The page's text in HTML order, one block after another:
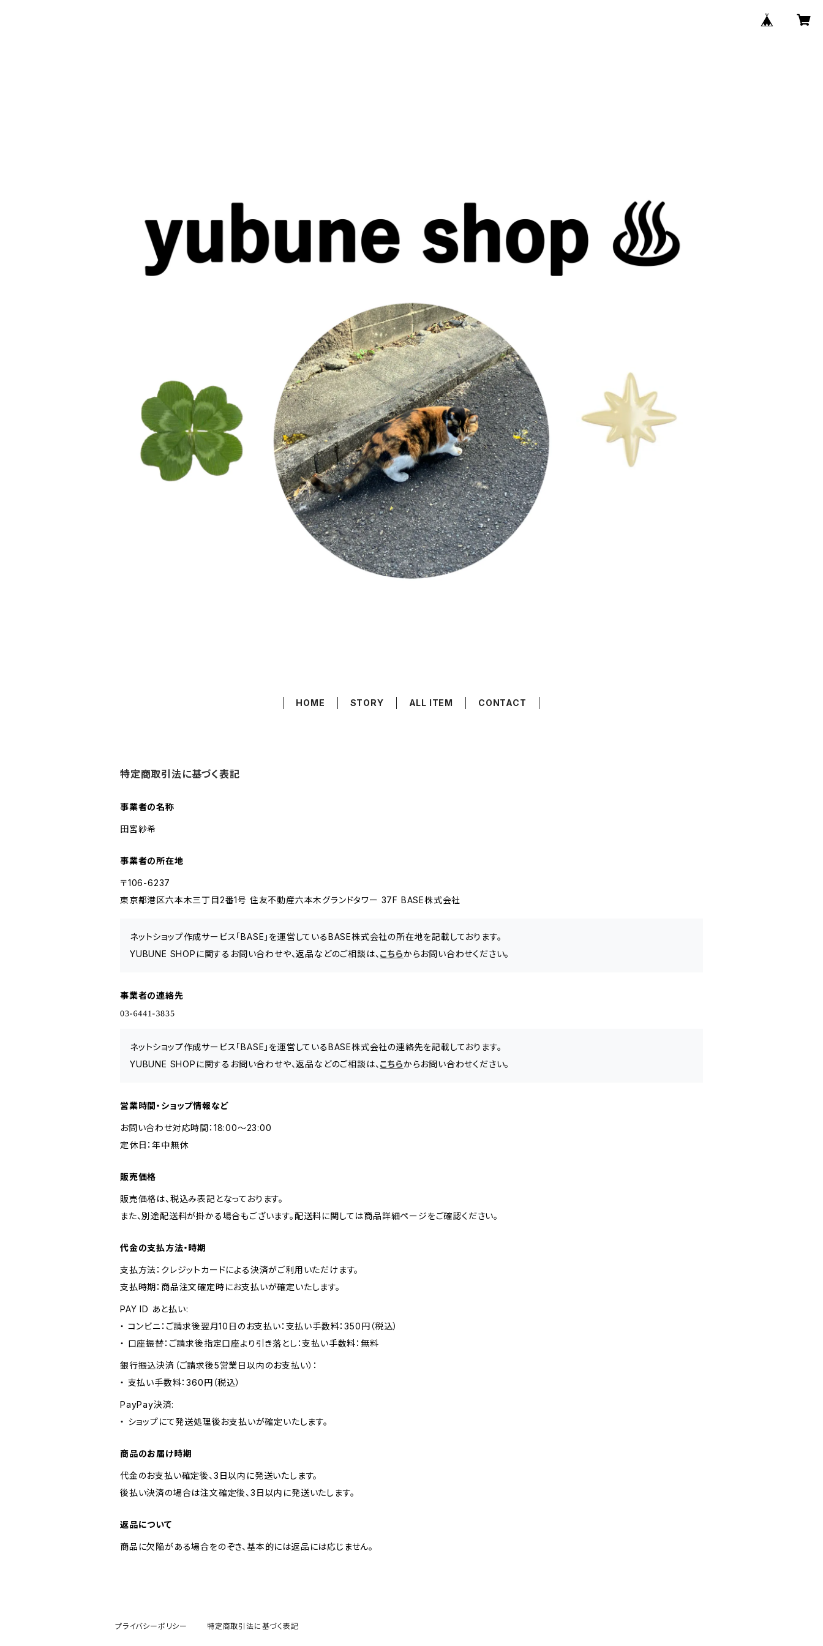
HOME STORY ALL ITEM CONTACT
特定商取引法に基づく表記
事業者の名称
田宮紗希
事業者の所在地
〒106-6237
東京都港区六本木三丁目2番1号 住友不動産六本木グランドタワー 37F BASE株式会社
ネットショップ作成サービス「BASE」を運営しているBASE株式会社の所在地を記載しております。
YUBUNE SHOPに関するお問い合わせや、返品などのご相談は、 こちらからお問い合わせください。
事業者の連絡先
ネットショップ作成サービス「BASE」を運営しているBASE株式会社の連絡先を記載しております。
YUBUNE SHOPに関するお問い合わせや、返品などのご相談は、 こちらからお問い合わせください。
営業時間・ショップ情報など
お問い合わせ対応時間：18:00〜23:00
定休日：年中無休
販売価格
販売価格は、税込み表記となっております。
また、別途配送料が掛かる場合もございます。配送料に関しては商品詳細ページをご確認ください。
代金の支払方法・時期
支払方法：クレジットカードによる決済がご利用いただけます。
支払時期：商品注文確定時にお支払いが確定いたします。
PAY ID あと払い:
・ コンビニ：ご請求後翌月10日のお支払い：支払い手数料：350円（税込）
・ 口座振替：ご請求後指定口座より引き落とし：支払い手数料：無料
銀行振込決済（ご請求後5営業日以内のお支払い）：
・ 支払い手数料：360円（税込）
PayPay決済:
・ ショップにて発送処理後お支払いが確定いたします。
商品のお届け時期
代金のお支払い確定後、3日以内に発送いたします。
後払い決済の場合は注文確定後、3日以内に発送いたします。
返品について
商品に欠陥がある場合をのぞき、基本的には返品には応じません。
プライバシーポリシー 特定商取引法に基づく表記